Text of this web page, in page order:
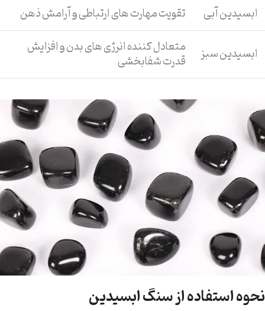
ابسیدین آبی
تقویت مهارت های ارتباطی و آرامش ذهن
ابسیدین سبز
متعادل کننده انرژی های بدن و افزایش
قدرت شفابخشی
نحوه استفاده از سنگ ابسیدین